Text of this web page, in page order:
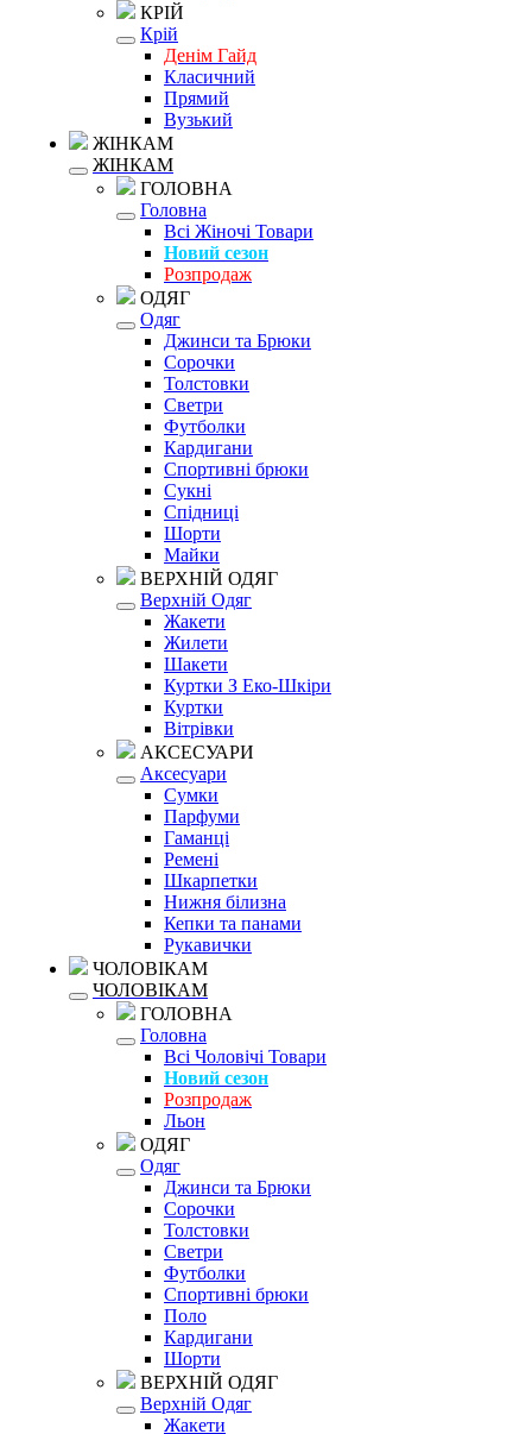
КРІЙ
Крій
Денім Гайд
Класичний
Прямий
Вузький
ЖІНКАМ
ЖІНКАМ
ГОЛОВНА
Головна
Всі Жіночі Товари
Новий сезон
Розпродаж
ОДЯГ
Одяг
Джинси та Брюки
Сорочки
Толстовки
Светри
Футболки
Кардигани
Спортивні брюки
Сукні
Спідниці
Шорти
Майки
ВЕРХНІЙ ОДЯГ
Верхній Одяг
Жакети
Жилети
Шакети
Куртки З Еко-Шкіри
Куртки
Вітрівки
АКСЕСУАРИ
Аксесуари
Сумки
Парфуми
Гаманці
Ремені
Шкарпетки
Нижня білизна
Кепки та панами
Рукавички
ЧОЛОВІКАМ
ЧОЛОВІКАМ
ГОЛОВНА
Головна
Всі Чоловічі Товари
Новий сезон
Розпродаж
Льон
ОДЯГ
Одяг
Джинси та Брюки
Сорочки
Толстовки
Светри
Футболки
Спортивні брюки
Поло
Кардигани
Шорти
ВЕРХНІЙ ОДЯГ
Верхній Одяг
Жакети